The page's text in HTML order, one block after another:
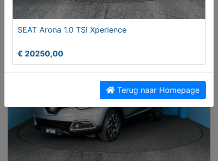
Mazda CX-5 2.5 SkyActive-G 194 Signature
AUTOMAAT
€ 27950,00
SEAT Arona 1.0 TSI Xperience
€ 20250,00
Terug naar Homepage